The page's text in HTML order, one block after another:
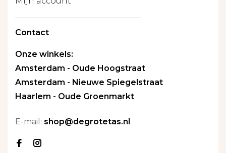
Contact
Onze winkels:
Amsterdam - Oude Hoogstraat
Amsterdam - Nieuwe Spiegelstraat
Haarlem - Oude Groenmarkt
E-mail: shop@degrotetas.nl